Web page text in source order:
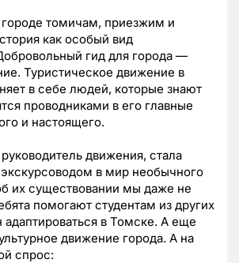
городе томичам, приезжим и
как особый вид
гид для города —
Туристическое движение в
в себе людей, которые знают
проводниками в его главные
и настоящего.
движения, стала
в мир необычного
их существовании мы даже не
помогают студентам из других
адаптироваться в Томске. А еще
движение города. А на
спрос: